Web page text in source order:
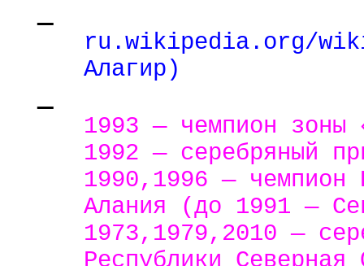
ru.wikipedia.org/
Алагир)
1993 — чемпион зоны
1992 — серебряный
1990,1996 — чемпион
Алания (до 1991 —
1973,1979,2010 —